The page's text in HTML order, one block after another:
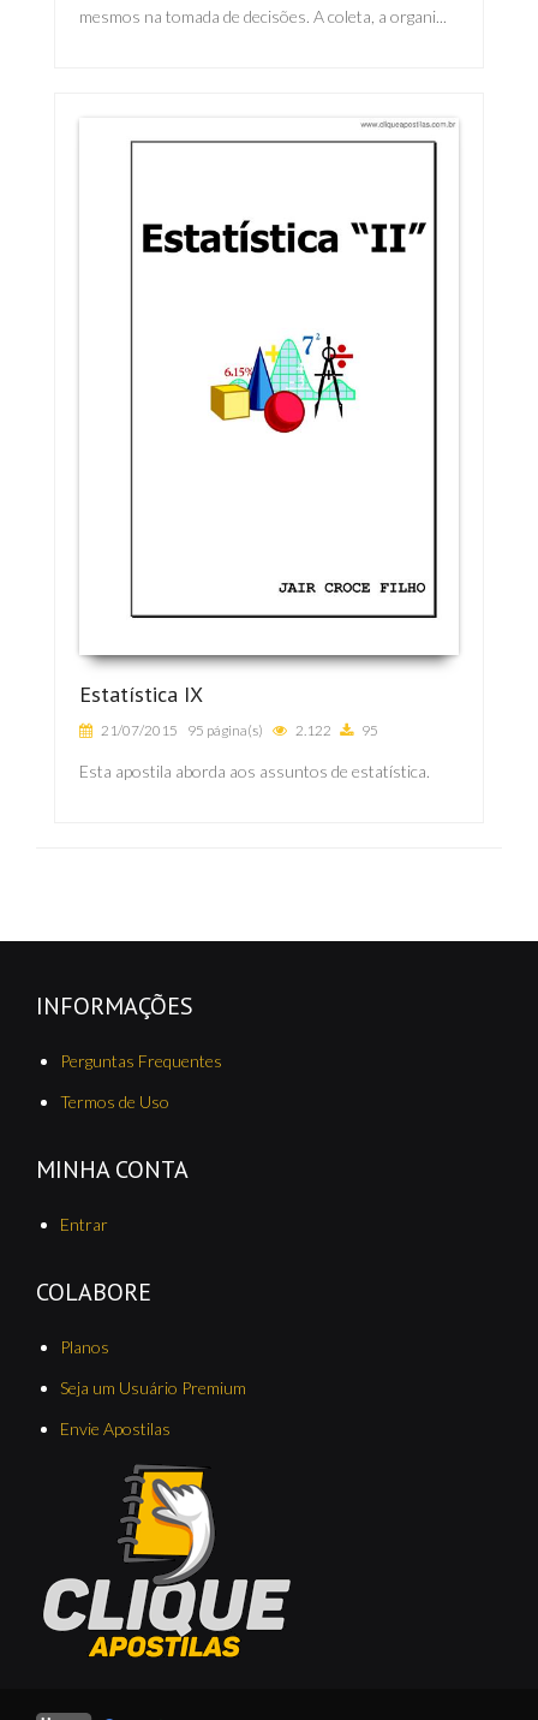
mesmos na tomada de decisões. A coleta, a organi...
Estatística IX
21/07/2015 95 página(s) 2.122 95
Esta apostila aborda aos assuntos de estatística.
INFORMAÇÕES
Perguntas Frequentes
Termos de Uso
MINHA CONTA
Entrar
COLABORE
Planos
Seja um Usuário Premium
Envie Apostilas